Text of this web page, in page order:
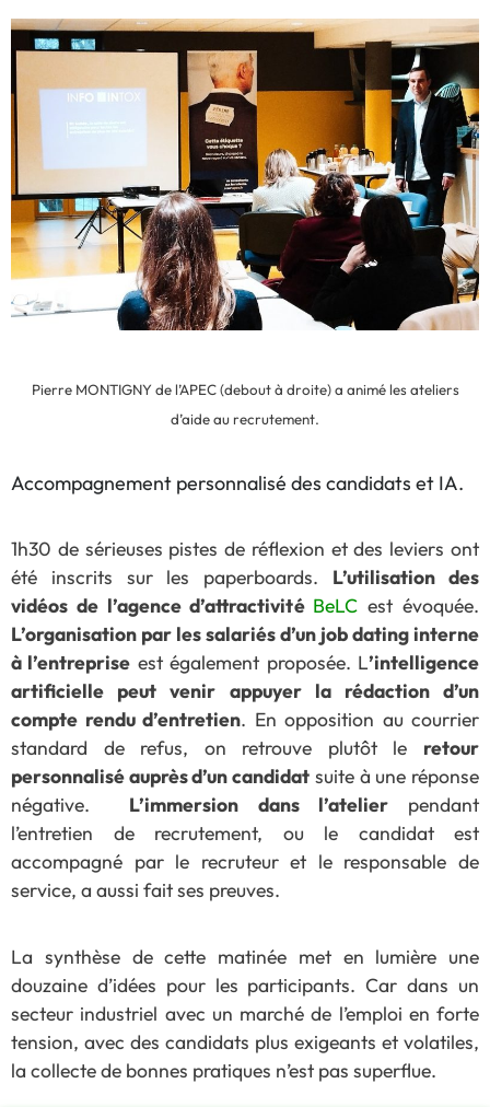
Pierre MONTIGNY de l’APEC (debout à droite) a animé les ateliers
d’aide au recrutement.
Accompagnement personnalisé des candidats et IA.
1h30 de sérieuses pistes de réflexion et des leviers ont
été inscrits sur les paperboards. L’utilisation des
vidéos de l’agence d’attractivité BeLCest évoquée.
L’organisation par les salariés d’un job dating interne
à l’entreprise est également proposée. L’intelligence
artificielle peut venir appuyer la rédaction d’un
compte rendu d’entretien. En opposition au courrier
standard de refus, on retrouve plutôt le retour
personnalisé auprès d’un candidat suite à une réponse
négative. L’immersion dans l’atelierpendant
l’entretien de recrutement, ou le candidat est
accompagné par le recruteur et le responsable de
service, a aussi fait ses preuves.
La synthèse de cette matinée met en lumière une
douzaine d’idées pour les participants. Car dans un
secteur industriel avec un marché de l’emploi en forte
tension, avec des candidats plus exigeants et volatiles,
la collecte de bonnes pratiques n’est pas superflue.